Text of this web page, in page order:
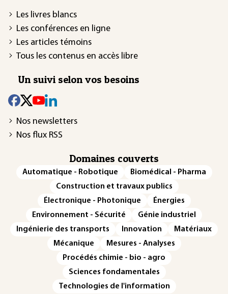
Les livres blancs
Les conférences en ligne
Les articles témoins
Tous les contenus en accès libre
Un suivi selon vos besoins
Nos newsletters
Nos flux RSS
Domaines couverts
Automatique - Robotique
Biomédical - Pharma
Construction et travaux publics
Électronique - Photonique
Énergies
Environnement - Sécurité
Génie industriel
Ingénierie des transports
Innovation
Matériaux
Mécanique
Mesures - Analyses
Procédés chimie - bio - agro
Sciences fondamentales
Technologies de l'information